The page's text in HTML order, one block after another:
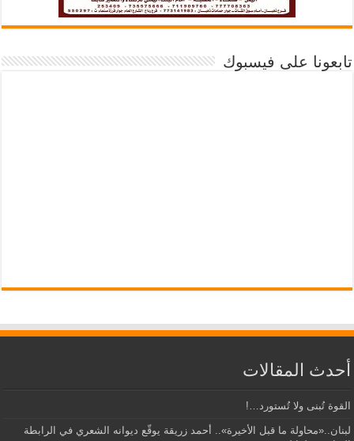
تابعونا على فيسبوك
أحدث المقالات
القوة تُبنى ولا تُستورد…!
لبنان..«محاولة ما قبل الأخيرة».. أحمد زريقة يوقّع ديوانه الشعري في الرابطة